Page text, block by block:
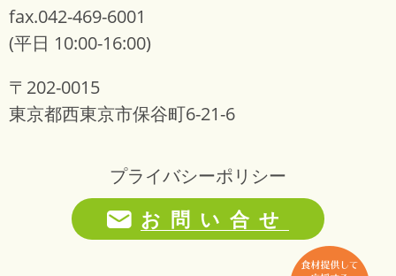
fax.042-469-6001
(平日 10:00-16:00)
〒202-0015
東京都西東京市保谷町6-21-6
プライバシーポリシー
お問い合せ